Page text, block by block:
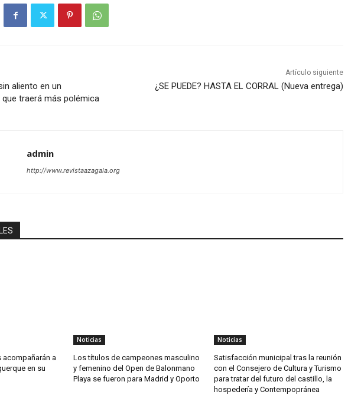
aliento en un
traerá más polémica
Artículo siguiente
¿SE PUEDE? HASTA EL CORRAL (Nueva entrega)
admin
http://www.revistaazagala.org
acompañarán a
en su
Noticias
Los títulos de campeones masculino
y femenino del Open de Balonmano
Playa se fueron para Madrid y Oporto
Noticias
Satisfacción municipal tras la reunión
con el Consejero de Cultura y Turismo
para tratar del futuro del castillo, la
hospedería y Contempopránea